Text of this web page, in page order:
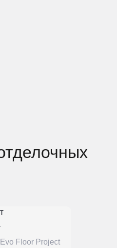
Floor Project